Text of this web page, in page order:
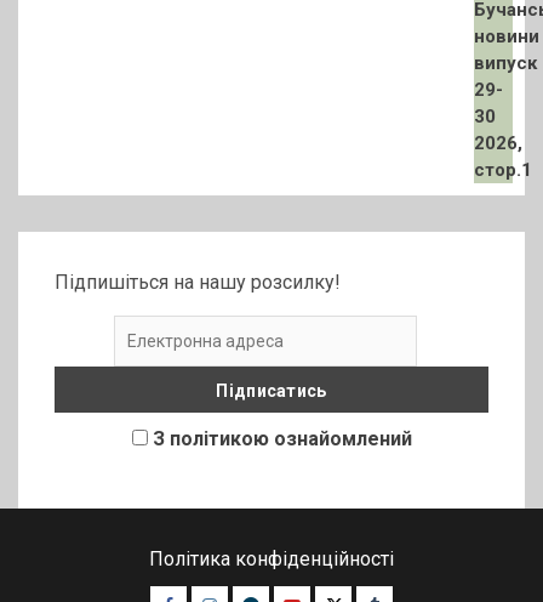
Підпишіться на нашу розсилку!
З політикою ознайомлений
Політика конфіденційності